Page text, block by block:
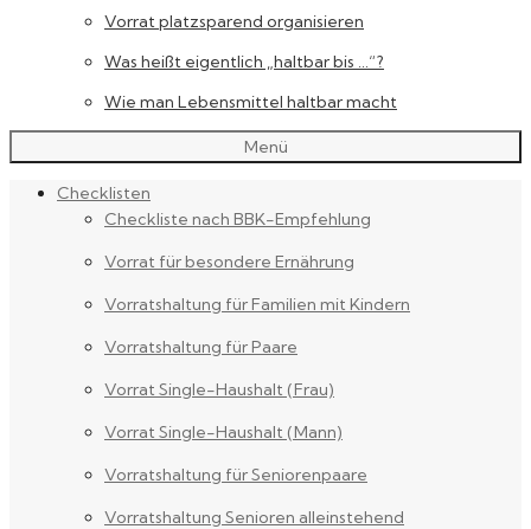
Vorrat platzsparend organisieren
Was heißt eigentlich „haltbar bis …“?
Wie man Lebensmittel haltbar macht
Menü
Checklisten
Checkliste nach BBK-Empfehlung
Vorrat für besondere Ernährung
Vorratshaltung für Familien mit Kindern
Vorratshaltung für Paare
Vorrat Single-Haushalt (Frau)
Vorrat Single-Haushalt (Mann)
Vorratshaltung für Seniorenpaare
Vorratshaltung Senioren alleinstehend